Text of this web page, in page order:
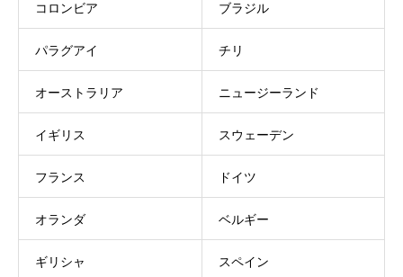
コロンビア ブラジル
パラグアイ チリ
オーストラリア ニュージーランド
イギリス スウェーデン
フランス ドイツ
オランダ ベルギー
ギリシャ スペイン